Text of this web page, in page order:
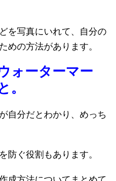
を写真にいれて、自分の
めの方法があります。
ォーターマー
。
自分だとわかり、めっち
防ぐ役割もあります。